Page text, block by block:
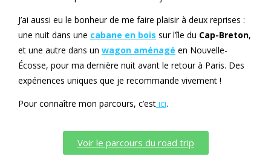
J’ai aussi eu le bonheur de me faire plaisir à deux reprises :
une nuit dans une cabane en bois sur l’île du Cap-Breton,
et une autre dans un wagon aménagé en Nouvelle-
Écosse, pour ma dernière nuit avant le retour à Paris. Des
expériences uniques que je recommande vivement !
Pour connaître mon parcours, c’est ici.
Voir le parcours du road trip